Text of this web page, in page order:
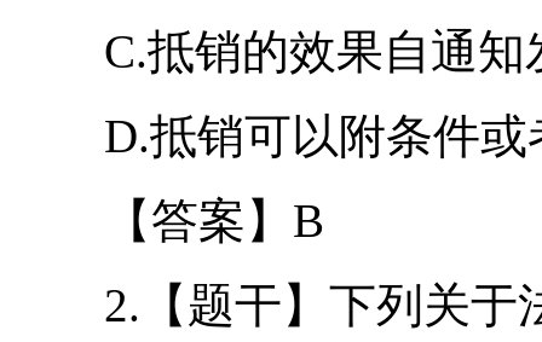
C.抵销的效果自通知
D.抵销可以附条件或
【答案】B
2.【题干】下列关于